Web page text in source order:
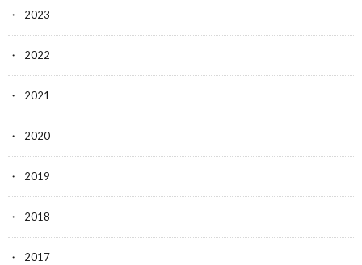
2023
2022
2021
2020
2019
2018
2017